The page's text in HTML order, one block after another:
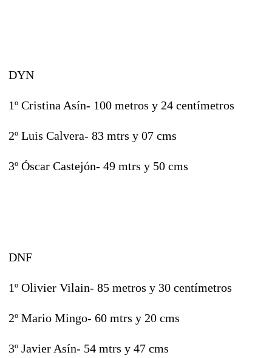
DYN
1º Cristina Asín- 100 metros y 24 centímetros
2º Luis Calvera- 83 mtrs y 07 cms
3º Óscar Castejón- 49 mtrs y 50 cms
DNF
1º Olivier Vilain- 85 metros y 30 centímetros
2º Mario Mingo- 60 mtrs y 20 cms
3º Javier Asín- 54 mtrs y 47 cms